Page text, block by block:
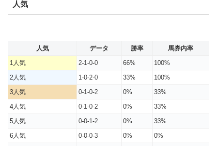
人気
人気 データ 勝率
馬券内率
1人気
2-1-0-0 66%
100%
2人気
1-0-2-0 33%
100%
3人気
0-1-0-2 0%
33%
4人気
0-1-0-2 0%
33%
5人気
0-0-1-2 0%
33%
6人気
0-0-0-3 0%
0%